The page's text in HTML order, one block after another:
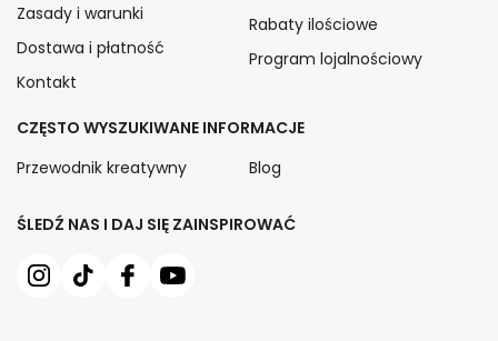
ŚLEDŹ NAS I DAJ SIĘ ZAINSPIROWAĆ
Zasady i warunki
Dostawa i płatność
Kontakt
Rabaty ilościowe
Program lojalnościowy
CZĘSTO WYSZUKIWANE INFORMACJE
Przewodnik kreatywny
Blog